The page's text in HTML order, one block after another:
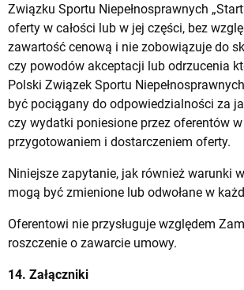
Związku Sportu Niepełnosprawnych
oferty w całości lub w jej części, bez
zawartość cenową i nie zobowiązuje do
czy powodów akceptacji lub odrzucenia
Polski Związek Sportu
być pociągany do odpowiedzialności za
czy wydatki poniesione przez oferentów
przygotowaniem i dostarczeniem oferty.
Niniejsze zapytanie, jak również warunki
mogą być zmienione lub odwołane w
Oferentowi nie przysługuje względem
roszczenie o zawarcie umowy.
14. Załączniki